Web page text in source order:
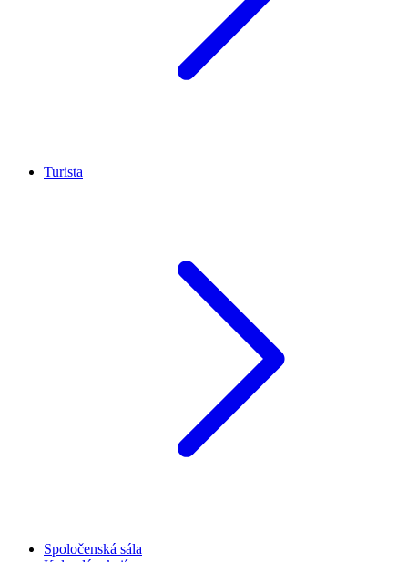
Turista
Spoločenská sála